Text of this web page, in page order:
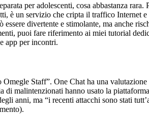
per adolescenti, cosa abbastanza
un servizio che cripta il traffico Internet e
divertente e stimolante, ma anche
puoi fare riferimento ai miei tutorial
app per incontri.
Staff”. One Chat ha una
malintenzionati hanno usato la
anni, ma “i recenti attacchi sono stati